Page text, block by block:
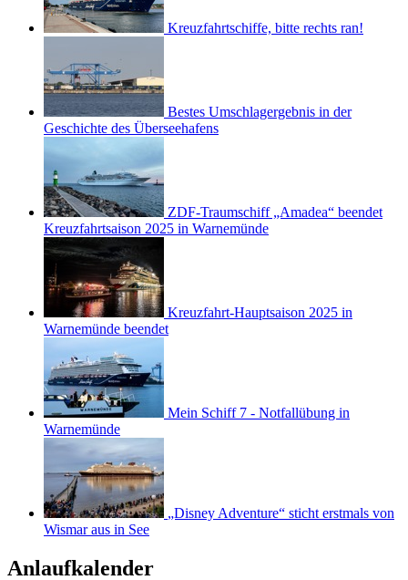
Kreuzfahrtschiffe, bitte rechts ran!
Bestes Umschlagergebnis in der
Geschichte des Überseehafens
ZDF-Traumschiff „Amadea“ beendet
Kreuzfahrtsaison 2025 in Warnemünde
Kreuzfahrt-Hauptsaison 2025 in
Warnemünde beendet
Mein Schiff 7 - Notfallübung in
Warnemünde
„Disney Adventure“ sticht erstmals von
Wismar aus in See
Anlaufkalender